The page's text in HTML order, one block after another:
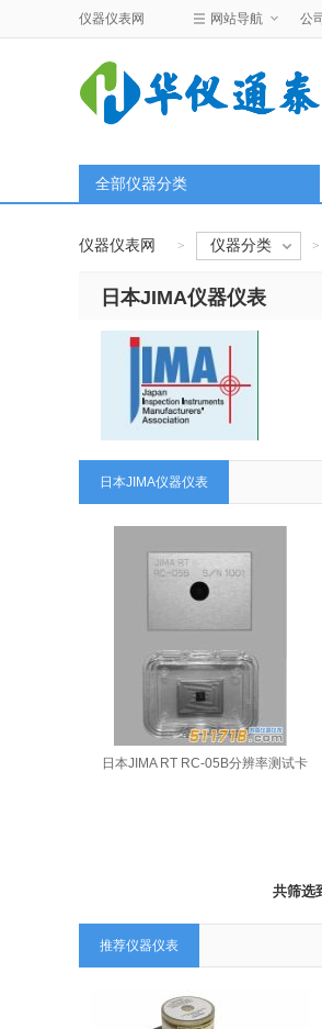
仪器仪表网 网站导航 公
全部仪器分类
仪器仪表网 > 仪器分类 >
日本JIMA仪器仪表
日本JIMA仪器仪表
日本JIMA RT RC-05B分辨率测试卡
共筛选
推荐仪器仪表